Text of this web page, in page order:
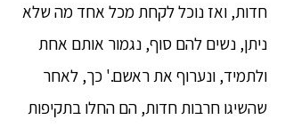
חדות, ואז נוכל לקחת מכל אחד מה שלא
ניתן, נשים להם סוף, נגמור אותם אחת
ולתמיד, ונערוף את ראשם.' כך, לאחר
שהשיגו חרבות חדות, הם החלו בתקיפות